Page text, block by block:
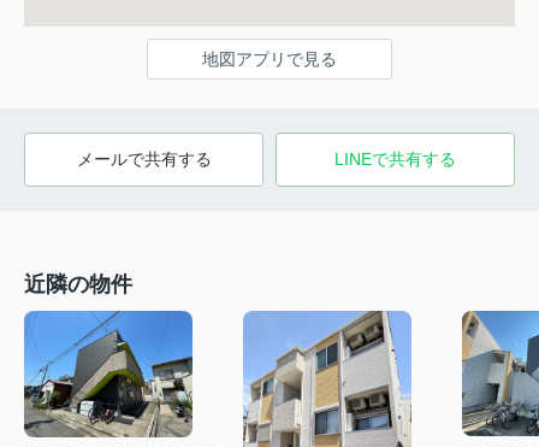
地図アプリで見る
メールで共有する LINEで共有する
近隣の物件